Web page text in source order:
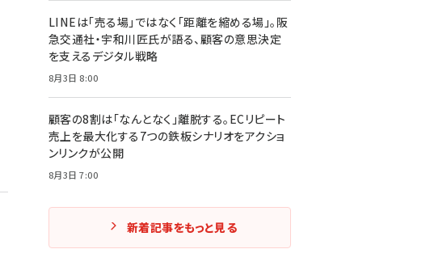
LINEは「売る場」ではなく「距離を縮める場」。阪
急交通社・宇和川匠氏が語る、顧客の意思決定
を支えるデジタル戦略
8月3日 8:00
顧客の8割は「なんとなく」離脱する。ECリピート
売上を最大化する7つの鉄板シナリオをアクショ
ンリンクが公開
8月3日 7:00
新着記事をもっと見る